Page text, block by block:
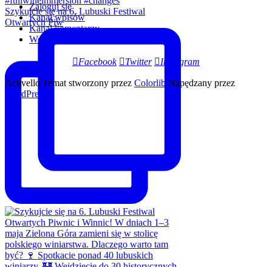
Szykujcie się na 6. Lubuski Festiwal
Otwartych Piw
Zaloguj się
Kanał wpisów
Kanał komentarzy
WordPress.org
Facebook Twitter Instagram
Activello Temat stworzony przez Colorlib Napędzany przez
WordPress